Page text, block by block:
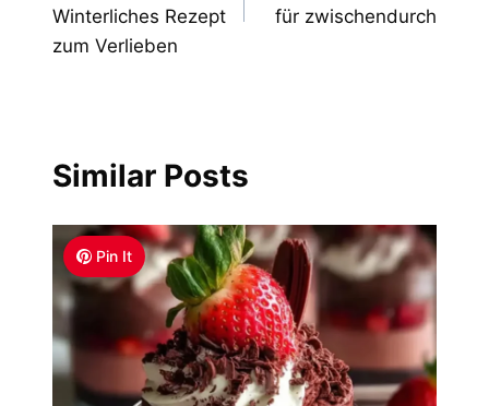
Winterliches Rezept
zum Verlieben
für zwischendurch
Similar Posts
Pin It